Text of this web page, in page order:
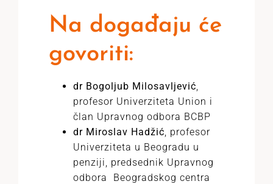
Na događaju će
govoriti:
dr Bogoljub Milosavljević,
profesor Univerziteta Union i
član Upravnog odbora BCBP
dr Miroslav Hadžić, profesor
Univerziteta u Beogradu u
penziji, predsednik Upravnog
odbora Beogradskog centra